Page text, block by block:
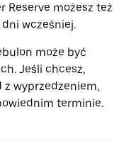
Reserve możesz też
wcześniej.
może być
Jeśli chcesz,
z wyprzedzeniem,
terminie.